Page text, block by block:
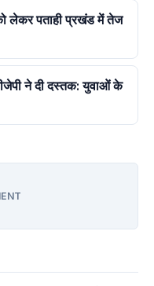
लेकर पताही प्रखंड में तेज
ने दी दस्तक: युवाओं के